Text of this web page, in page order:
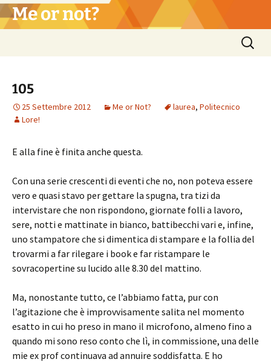
Vai
al Me or not?
Ricerca
per:
105
25 Settembre 2012 Me or Not? laurea, Politecnico
Lore!
E alla fine è finita anche questa.
Con una serie crescenti di eventi che no, non poteva essere
vero e quasi stavo per gettare la spugna, tra tizi da
intervistare che non rispondono, giornate folli a lavoro,
sere, notti e mattinate in bianco, battibecchi vari e, infine,
uno stampatore che si dimentica di stampare e la follia del
trovarmi a far rilegare i book e far ristampare le
sovracopertine su lucido alle 8.30 del mattino.
Ma, nonostante tutto, ce l’abbiamo fatta, pur con
l’agitazione che è improvvisamente salita nel momento
esatto in cui ho preso in mano il microfono, almeno fino a
quando mi sono reso conto che lì, in commissione, una delle
mie ex prof continuava ad annuire soddisfatta. E ho